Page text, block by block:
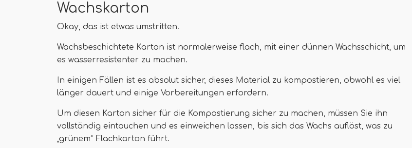
Wachskarton
Okay, das ist etwas umstritten.
Wachsbeschichtete Karton ist normalerweise flach, mit einer dünnen Wachsschicht, um
es wasserresistenter zu machen.
In einigen Fällen ist es absolut sicher, dieses Material zu kompostieren, obwohl es viel
länger dauert und einige Vorbereitungen erfordern.
Um diesen Karton sicher für die Kompostierung sicher zu machen, müssen Sie ihn
vollständig eintauchen und es einweichen lassen, bis sich das Wachs auflöst, was zu
„grünem“ Flachkarton führt.